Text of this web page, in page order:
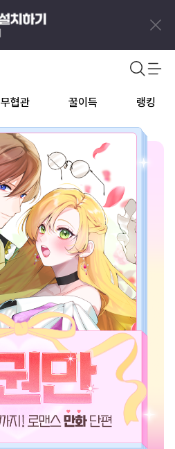
무협관 꿀이득 랭킹